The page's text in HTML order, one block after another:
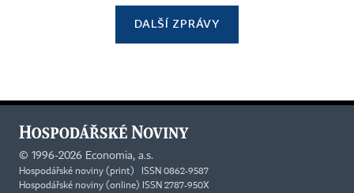
DALŠÍ ZPRÁVY
© 1996-2026 Economia, a.s.
Hospodářské noviny (print) ISSN 0862-9587
Hospodářské noviny (online) ISSN 2787-950X